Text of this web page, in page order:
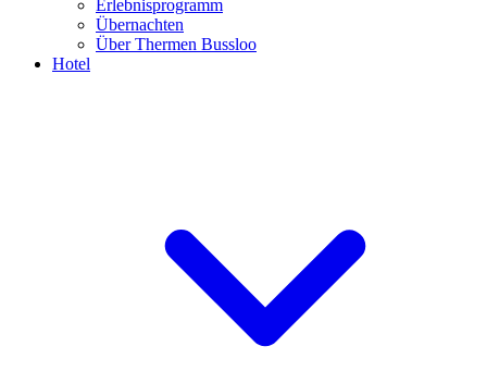
Erlebnisprogramm
Übernachten
Über Thermen Bussloo
Hotel